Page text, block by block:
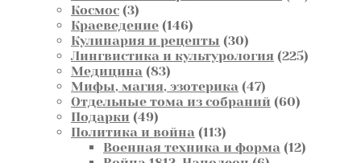
Космос 33
товара
Краеведение 146146
товаров
Кулинария и рецепты 3030
товаров
Лингвистика и культурология 225225
Медицина 8383
товара
Мифы, магия, эзотерика 4747
товаров
Отдельные тома из собраний 6060
Подарки 4949
товаров
Политика и война 113113
товаров
Военная техника и форма 1212